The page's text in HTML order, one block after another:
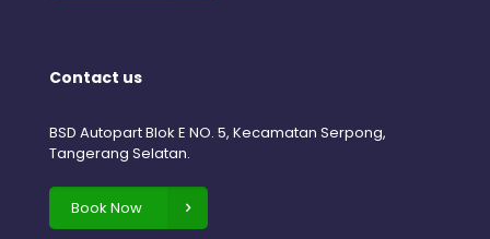
Contact us
BSD Autopart Blok E NO. 5, Kecamatan Serpong,
Tangerang Selatan.
Book Now